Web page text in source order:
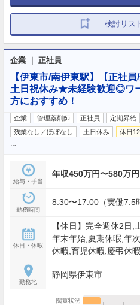
検討リス
企業 ｜ 正社員
【伊東市/南伊東駅】【正社
土日祝休み★未経験歓迎◎ワ
方におすすめ！
企業 管理薬剤師 正社員 定期昇給
残業なし／ほぼなし
土日休み 休日
給与・手当
年収450万円〜580万円
勤務時間
8:30〜17:00（実働7.5
休日・休暇
【休日】完全週休2日
年末年始,夏期休暇,年
休暇,育児休暇,慶弔休
勤務地
静岡県伊東市
閲覧状況